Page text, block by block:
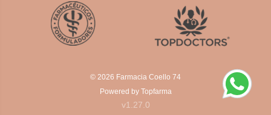
© 2026 Farmacia Coello 74
Powered by Topfarma
v1.27.0